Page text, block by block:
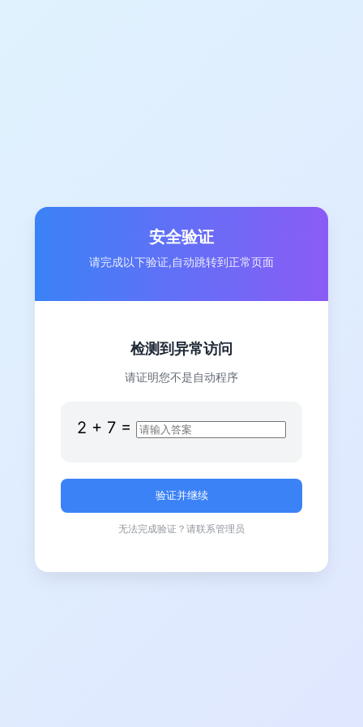
安全验证
请完成以下验证,自动跳转到正常页面
检测到异常访问
请证明您不是自动程序
2 + 7 =
无法完成验证？请联系管理员